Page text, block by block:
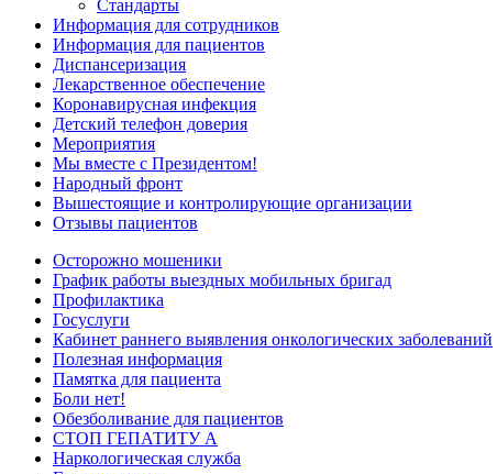
Стандарты
Информация для сотрудников
Информация для пациентов
Диспансеризация
Лекарственное обеспечение
Коронавирусная инфекция
Детский телефон доверия
Мероприятия
Мы вместе с Президентом!
Народный фронт
Вышестоящие и контролирующие организации
Отзывы пациентов
Осторожно мошеники
График работы выездных мобильных бригад
Профилактика
Госуслуги
Кабинет раннего выявления онкологических заболеваний
Полезная информация
Памятка для пациента
Боли нет!
Обезболивание для пациентов
СТОП ГЕПАТИТУ А
Наркологическая служба